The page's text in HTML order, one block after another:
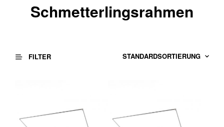
Schmetterlingsrahmen
FILTER